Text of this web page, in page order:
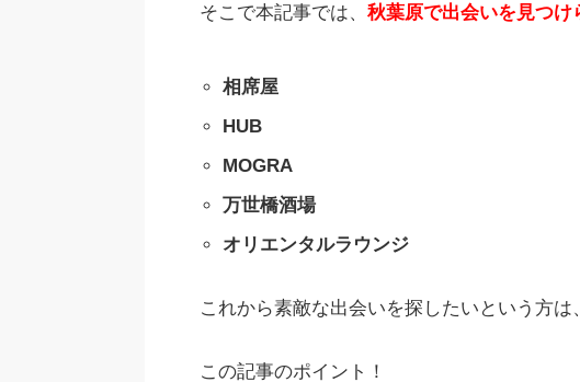
そこで本記事では、 秋葉原で出会いを見つけ
相席屋
HUB
MOGRA
万世橋酒場​
オリエンタルラウンジ
これから素敵な出会いを探したいという方は
この記事のポイント！